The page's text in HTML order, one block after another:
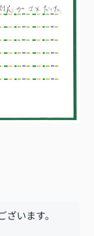
います。